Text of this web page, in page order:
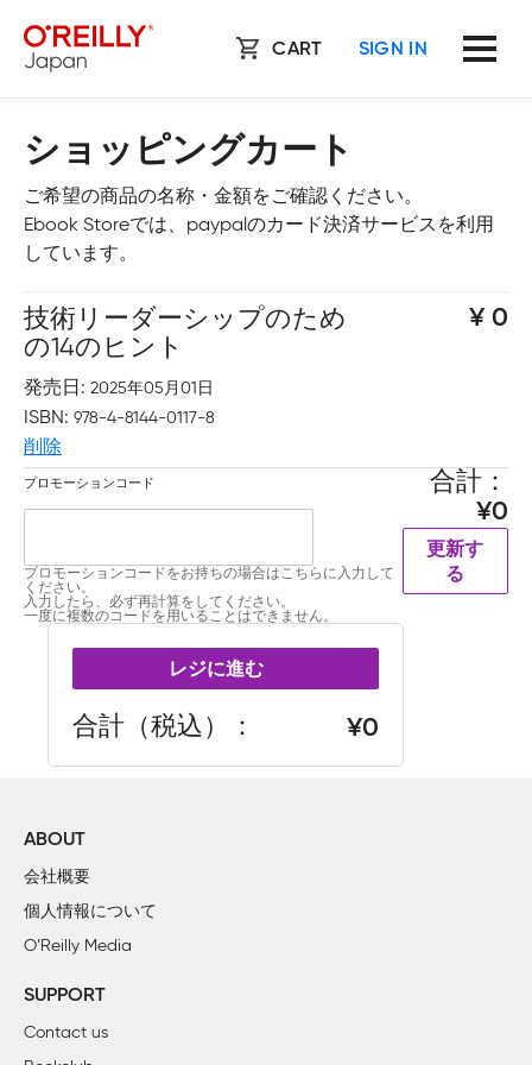
CART SIGN IN
ショッピングカート
ご希望の商品の名称・金額をご確認ください。
Ebook Storeでは、paypalのカード決済サービスを利用
しています。
技術リーダーシップのため
の14のヒント
発売日 2025年05月01日
ISBN 978-4-8144-0117-8
削除
0
プロモーションコード
プロモーションコードをお持ちの場合はこちらに入力して
ください。
入力したら、必ず再計算をしてください。
一度に複数のコードを用いることはできません。
合計
0
更新す
る
レジに進む
合計（税込） 0
ABOUT
会社概要
個人情報について
O’Reilly Media
SUPPORT
Contact us